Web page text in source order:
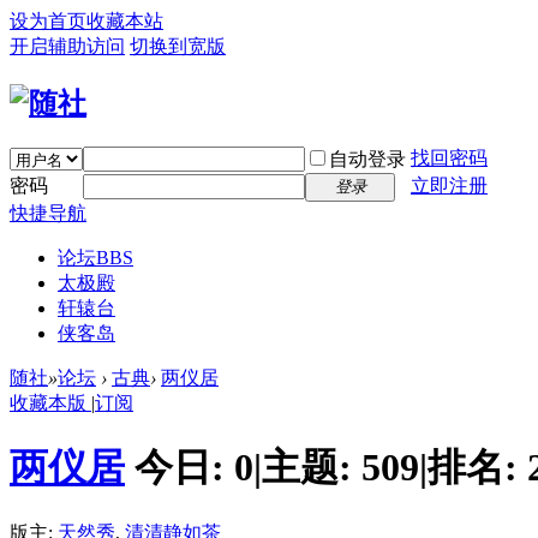
设为首页收藏本站
开启辅助访问 切换到宽版
自动登录 找回密码
密码
登录
立即注册
快捷导航
论坛BBS
太极殿
轩辕台
侠客岛
随社»论坛 › 古典› 两仪居
收藏本版 |订阅
两仪居 今日: 0|主题: 509|排名:
版主: 天然秀, 清清静如茶